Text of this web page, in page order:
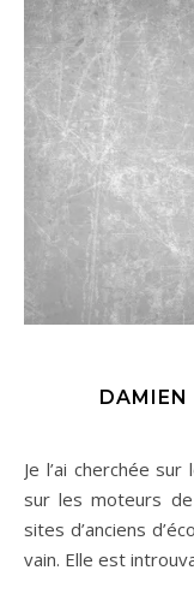
DAMIEN
Je l’ai cherchée sur les réseaux sociaux. J’ai tapé son nom
sur les moteurs
sites d’anciens
vain. Elle est